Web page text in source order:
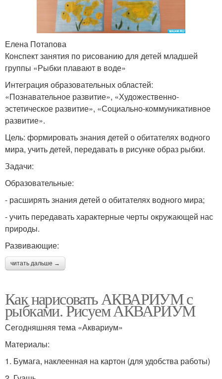
Елена Потапова
Конспект занятия по рисованию для детей младшей
группы «Рыбки плавают в воде»
Интеграция образовательных областей:
«Познавательное развитие», «Художественно-
эстетическое развитие», «Социально-коммуникативное
развитие».
Цель: формировать знания детей о обитателях водного
мира, учить детей, передавать в рисунке образ рыбки.
Задачи:
Образовательные:
- расширять знания детей о обитателях водного мира;
- учить передавать характерные черты окружающей нас
природы.
Развивающие:
читать дальше →
Как нарисовать АКВАРИУМ с
рыбками. Рисуем АКВАРИУМ
Сегодняшняя тема «Аквариум»
Материалы:
1. Бумага, наклеенная на картон (для удобства работы)